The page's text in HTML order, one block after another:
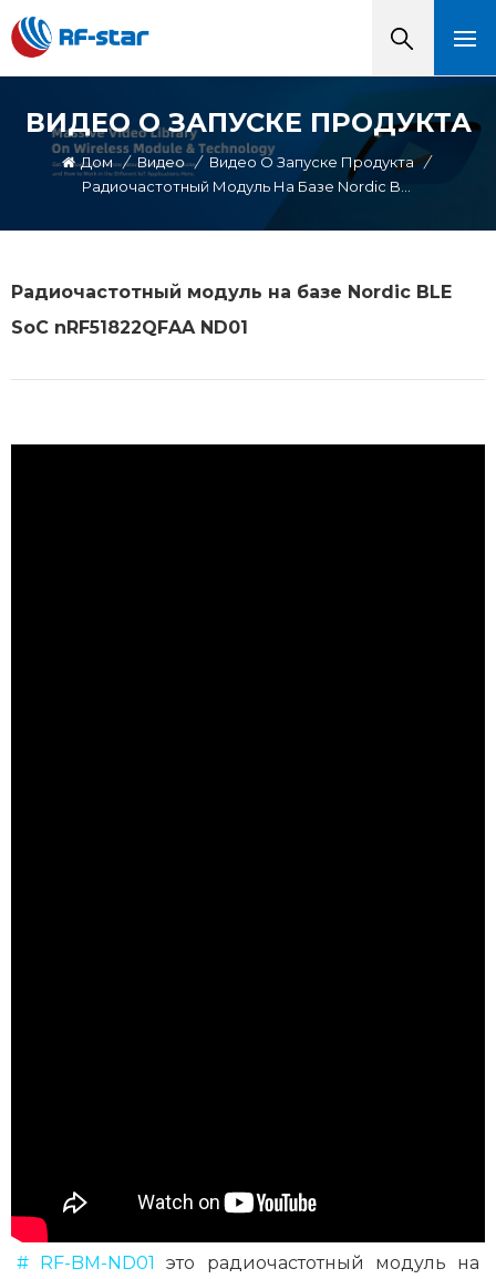
ВИДЕО О ЗАПУСКЕ ПРОДУКТА
Дом / Видео / Видео О Запуске Продукта /
Радиочастотный модуль на базе Nordic BLE
SoC nRF51822QFAA ND01
# RF-BM-ND01
это радиочастотный модуль на